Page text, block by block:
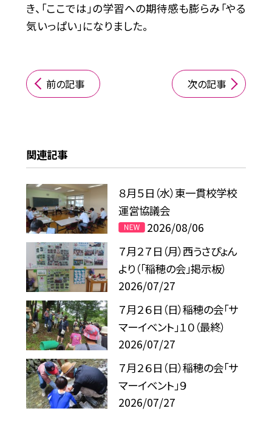
き、「ここでは」の学習への期待感も膨らみ「やる
気いっぱい」になりました。
前の記事 次の記事
関連記事
８月５日（水）東一貫校学校
運営協議会
2026/08/06
７月２７日（月）西うさぴょん
より（「稲穂の会」掲示板）
2026/07/27
７月２６日（日）稲穂の会「サ
マーイベント」１０（最終）
2026/07/27
７月２６日（日）稲穂の会「サ
マーイベント」９
2026/07/27